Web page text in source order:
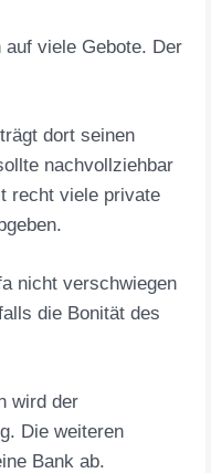
viele Gebote. Der
dort seinen
nachvollziehbar
recht viele private
nicht verschwiegen
die Bonität des
wird der
Die weiteren
Bank ab.